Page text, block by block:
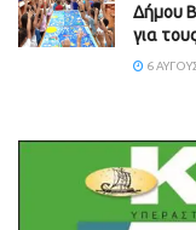
Δήμου
για
6